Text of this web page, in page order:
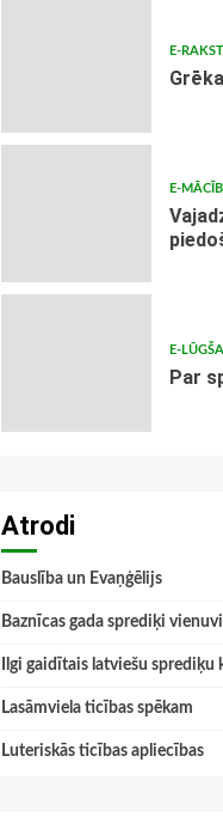
E-RAKSTI
E-
E-
Par
Atrodi
Bauslība un Evaņģēlijs
Baznīcas gada sprediķi
Ilgi gaidītais latviešu sprediķu
Lasāmviela ticības spēkam
Luteriskās ticības apliecības